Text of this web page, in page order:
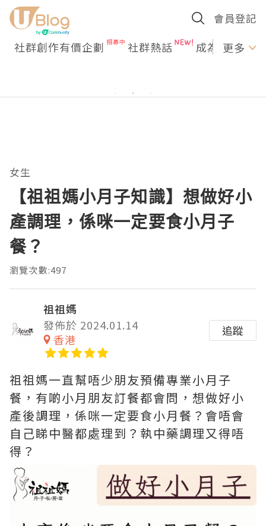
會員登記
社群創作有價企劃 社群熱話 成為U更多
女生
【祖祖媽小月子知識】想做好小
產調理，係咪一定要食小月子
餐？
瀏覽次數:497
祖祖媽
發佈於 2024.01.14
香港
追蹤
祖祖媽一直幫唔少朋友預備專業小月子
餐，有啲小月朋友訂餐都會問，想做好小
產後調理，係咪一定要食小月餐？會唔會
自己睇中醫都處理到？執中藥調理又得唔
得？